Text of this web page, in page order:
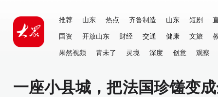
推荐 山东 热点 齐鲁制造 山东 短剧
国资
开放山东 财经 交通 健康 文旅
果然视频
青未了 灵境 深度 创意 观察
一座小县城，把法国珍馐变